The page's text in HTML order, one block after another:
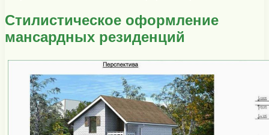
Стилистическое оформление
мансардных резиденций